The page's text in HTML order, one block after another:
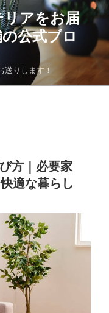
リアをお届
公式ブロ
送りします！
方｜必要家
適な暮らし